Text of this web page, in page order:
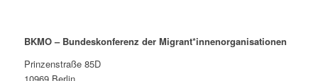
BKMO – Bundeskonferenz der Migrant*innenorganisationen
Prinzenstraße 85D